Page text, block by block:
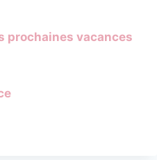
prochaines vacances